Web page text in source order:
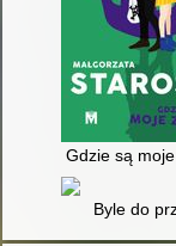
Gdzie są moje
Byle do